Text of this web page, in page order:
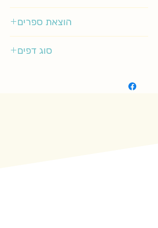
הוצאת ספרים
סוג דפים